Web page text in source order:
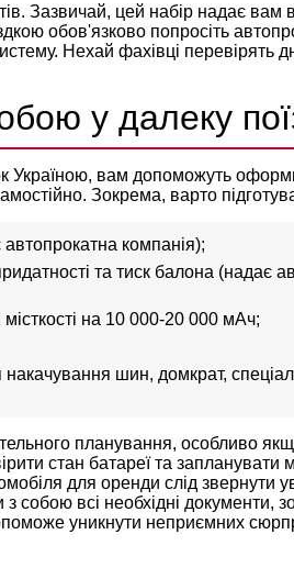
Зазвичай, цей набір надає вам
обов'язково попросіть
Нехай фахівці перевірять
у далеку
Україною, вам допоможуть
Зокрема, варто
компанія);
та тиск балона (надає
на 10 000-20 000 мАч;
шин, домкрат,
планування, особливо
стан батареї та запланувати
для оренди слід звернути
собою всі необхідні документи,
уникнути неприємних